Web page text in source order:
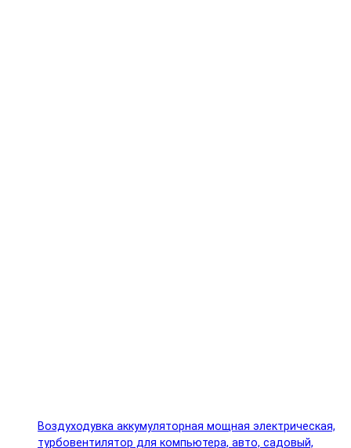
Воздуходувка аккумуляторная мощная электрическая,
турбовентилятор для компьютера, авто, садовый,